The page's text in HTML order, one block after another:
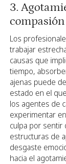
3.
compasión
Los
trabajar
causas que
tiempo,
ajenas puede
estado en el
los agentes de
experimentar
culpa por sentir
estructuras de
desgaste
hacia el